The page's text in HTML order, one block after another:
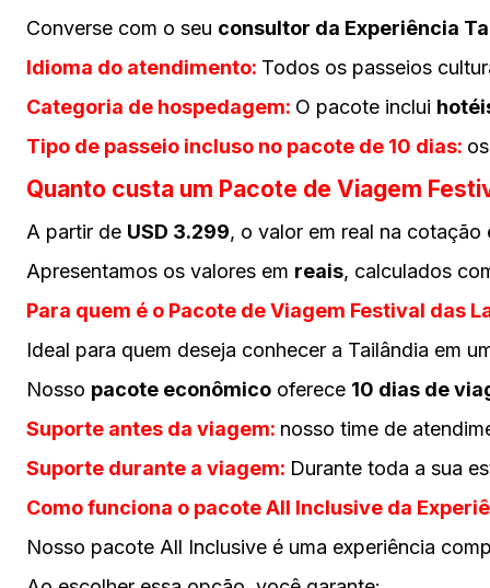
Converse com o seu consultor da Experiência
Idioma do atendimento: Todos os passeios
Categoria de hospedagem: O pacote inclui
Tipo de passeio incluso no pacote de 10 dias:
Quanto custa um Pacote de Viagem
A partir de USD 3.299, o valor em real na
Apresentamos os valores em reais, calculados
Para quem é o Pacote de Viagem Festival das
Ideal para quem deseja conhecer a Tailândia em
Nosso pacote econômico oferece 10 dias de
Suporte antes da viagem: nosso time de
Suporte durante a viagem: Durante toda a sua
Como funciona o pacote All Inclusive da
Nosso pacote All Inclusive é uma experiência